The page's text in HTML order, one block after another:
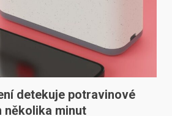
detekuje potravinové
několika minut